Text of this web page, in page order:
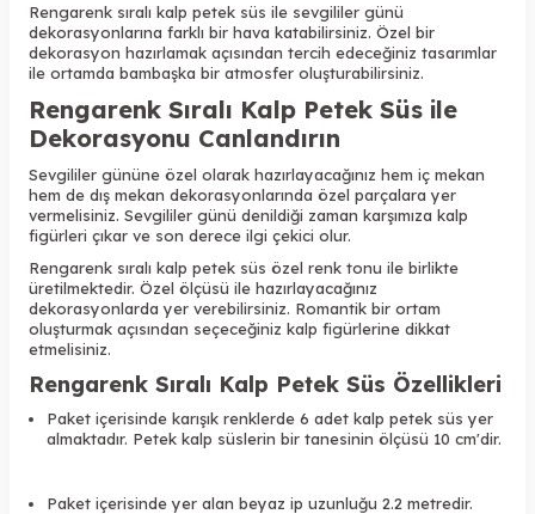
Rengarenk sıralı kalp petek süs ile sevgililer günü
dekorasyonlarına farklı bir hava katabilirsiniz. Özel bir
dekorasyon hazırlamak açısından tercih edeceğiniz tasarımlar
ile ortamda bambaşka bir atmosfer oluşturabilirsiniz.
Rengarenk Sıralı Kalp Petek Süs ile
Dekorasyonu Canlandırın
Sevgililer gününe özel olarak hazırlayacağınız hem iç mekan
hem de dış mekan dekorasyonlarında özel parçalara yer
vermelisiniz. Sevgililer günü denildiği zaman karşımıza kalp
figürleri çıkar ve son derece ilgi çekici olur.
Rengarenk sıralı kalp petek süs özel renk tonu ile birlikte
üretilmektedir. Özel ölçüsü ile hazırlayacağınız
dekorasyonlarda yer verebilirsiniz. Romantik bir ortam
oluşturmak açısından seçeceğiniz kalp figürlerine dikkat
etmelisiniz.
Rengarenk Sıralı Kalp Petek Süs Özellikleri
Paket içerisinde karışık renklerde 6 adet kalp petek süs yer
almaktadır. Petek kalp süslerin bir tanesinin ölçüsü 10 cm'dir.
Paket içerisinde yer alan beyaz ip uzunluğu 2.2 metredir.